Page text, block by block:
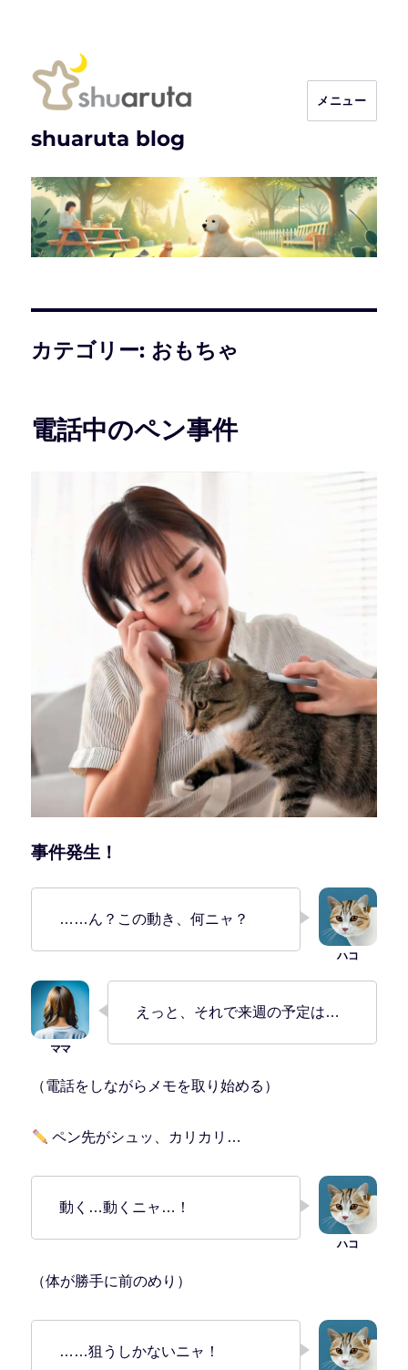
shuaruta blog
メニュー
カテゴリー: おもちゃ
電話中のペン事件
事件発生！
……ん？この動き、何ニャ？
えっと、それで来週の予定は…
（電話をしながらメモを取り始める）
ペン先がシュッ、カリカリ…
動く…動くニャ…！
（体が勝手に前のめり）
……狙うしかないニャ！